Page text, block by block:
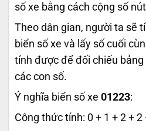
số xe bằng cách cộng số
Theo dân gian, người ta sẽ
biển số xe và lấy số cuối
tính được để đối chiếu
các con số.
Ý nghĩa biển số xe 01223:
Công thức tính: 0 + 1 + 2 + 2